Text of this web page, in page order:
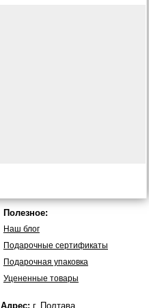
Полезное:
Наш блог
Подарочные сертификаты
Подарочная упаковка
Уцененные товары
Адрес: г. Полтава